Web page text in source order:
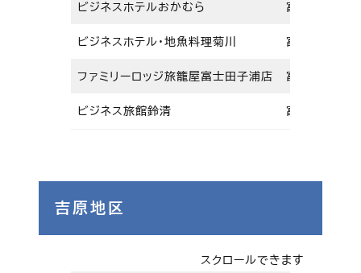
ビジネスホテルおかむら 富士市鈴川
ビジネスホテル・地魚料理菊川 富士市鈴川
ファミリーロッジ旅籠屋富士田子浦店 富士市中丸
ビジネス旅館鈴清 富士市今井
吉原地区
スクロールできます